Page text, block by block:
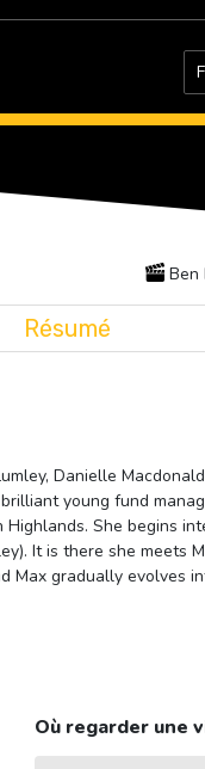
Ben
Résumé
Danielle Macdonald
young fund
She begins
It is there she meets
Max gradually evolves
Où regarder une